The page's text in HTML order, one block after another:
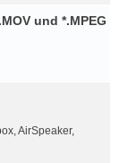
und *.MPEG
AirSpeaker,